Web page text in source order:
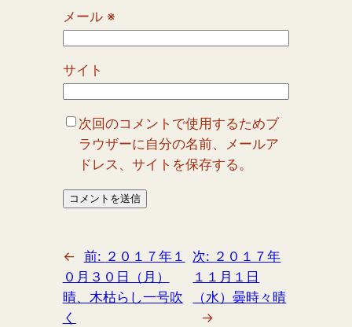
メール ※
サイト
次回のコメントで使用するためブ
ラウザーに自分の名前、メールア
ドレス、サイトを保存する。
← 前: ２０１７年１
０月３０日（月）
晴、木枯らし一号吹
く
次: ２０１７年
１１月１日
（水）曇時々晴
→